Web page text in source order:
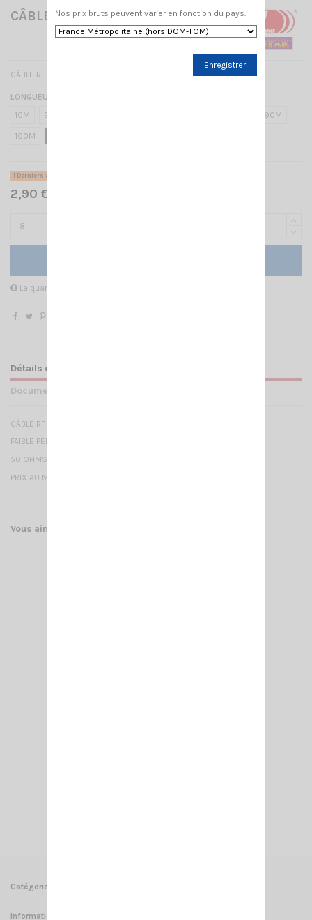
CÂBLE RF 287 UF-GAS
CÂBLE RF 287 UF - GAS / 7mm faible perte
LONGUEUR EN MÈTRE
10M
20M 90M
100M
Derniers articles en stock
2,90 € TTC
La quantité minimale pour pouvoir commander ce produit est 8.
Détails du produit
Documents joints
CÂBLE RF 287 UF-GAS -7mm
FAIBLE PERTE
50 OHMS
PRIX AU METRE - QUANTITÉ MINIMUM : 10Mètres
Vous aimerez aussi
Catégories
Informations
Nos prix bruts peuvent varier en fonction du pays.
Enregistrer